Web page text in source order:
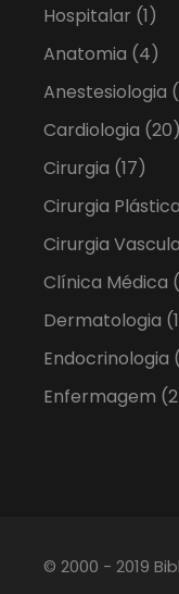
Hospitalar (1)
Anatomia (4)
Anestesiologia
Cardiologia (20)
Cirurgia (17)
Cirurgia Plástica
Cirurgia
Clínica Médica
Dermatologia
Endocrinologia
Enfermagem
© 2000 - 2019